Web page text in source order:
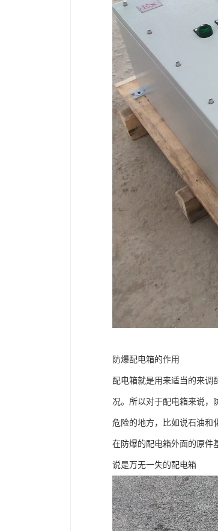
防爆配电箱的作用
配电箱就是用来适当的来调
况。所以对于配电箱来说，
危险的地方，比如说石油和
在防爆的配电箱外面的原件
说是万无一失的配电箱